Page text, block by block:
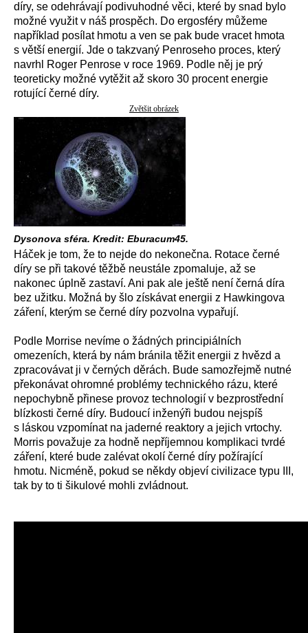
díry, se odehrávají podivuhodné věci, které by snad bylo
možné využit v náš prospěch. Do ergosféry můžeme
například posílat hmotu a ven se pak bude vracet hmota
s větší energií. Jde o takzvaný Penroseho proces, který
navrhl Roger Penrose v roce 1969. Podle něj je prý
teoreticky možné vytěžit až skoro 30 procent energie
rotující černé díry.
Zvětšit obrázek
Dysonova sféra. Kredit: Eburacum45.
Háček je tom, že to nejde do nekonečna. Rotace černé
díry se při takové těžbě neustále zpomaluje, až se
nakonec úplně zastaví. Ani pak ale ještě není černá díra
bez užitku. Možná by šlo získávat energii z Hawkingova
záření, kterým se černé díry pozvolna vypařují.
Podle Morrise nevíme o žádných principiálních
omezeních, která by nám bránila těžit energii z hvězd a
zpracovávat ji v černých děrách. Bude samozřejmě nutné
překonávat ohromné problémy technického rázu, které
nepochybně přinese provoz technologií v bezprostřední
blízkosti černé díry. Budoucí inženýři budou nejspíš
s láskou vzpomínat na jaderné reaktory a jejich vrtochy.
Morris považuje za hodně nepříjemnou komplikaci tvrdé
záření, které bude zalévat okolí černé díry požírající
hmotu. Nicméně, pokud se někdy objeví civilizace typu III,
tak by to ti šikulové mohli zvládnout.